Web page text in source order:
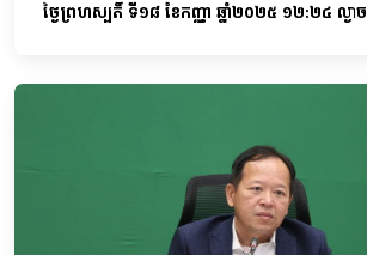
ថ្ងៃព្រហស្បតិ៍ ទី១៨ ខែកញ្ញា ឆ្នាំ២០២៥ ១២:២៤ ល្ងាច